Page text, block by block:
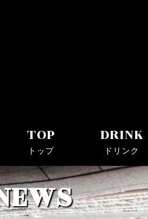
TOP
トップ
DRINK
ドリンク